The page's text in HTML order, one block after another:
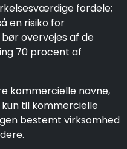
fordele;
en risiko for
overvejes af de
70 procent af
kommercielle navne,
til kommercielle
bestemt virksomhed